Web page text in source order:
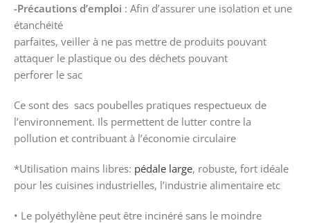
-Précautions d’emploi : Afin d’assurer une isolation et une
étanchéité
parfaites, veiller à ne pas mettre de produits pouvant
attaquer le plastique ou des déchets pouvant
perforer le sac
Ce sont des sacs poubelles pratiques respectueux de
l’environnement. Ils permettent de lutter contre la
pollution et contribuant à l’économie circulaire
*Utilisation mains libres: pédale large, robuste, fort idéale
pour les cuisines industrielles, l’industrie alimentaire etc
• Le polyéthylène peut être incinéré sans le moindre